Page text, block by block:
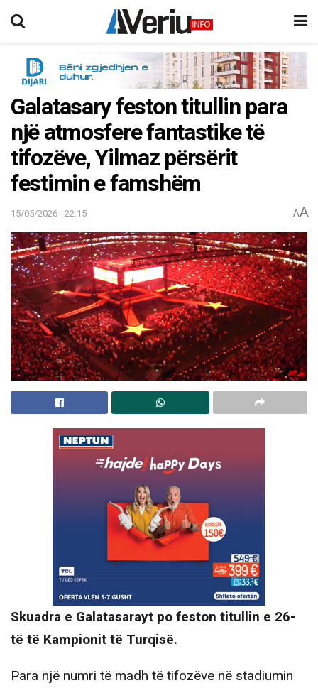
Galatasary feston titullin para
një atmosfere fantastike të
tifozëve, Yilmaz përsërit
festimin e famshëm
15/05/2026 - 22:15 AA
Skuadra e Galatasarayt po feston titullin e 26-
të të Kampionit të Turqisë.
Para një numri të madh të tifozëve në stadiumin